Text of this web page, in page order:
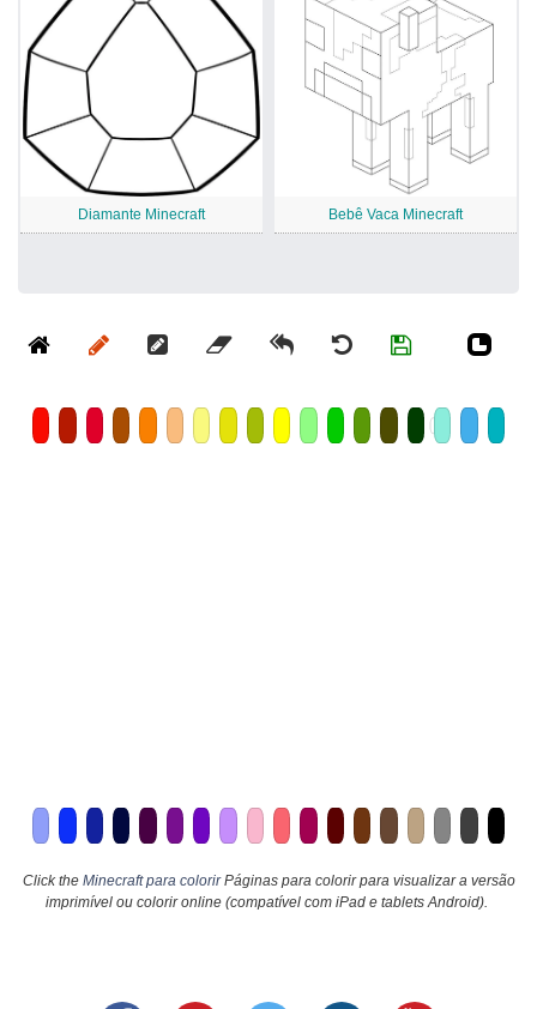
Diamante Minecraft Bebê Vaca Minecraft
Click the Minecraft para colorirPáginas para colorir para visualizar a versão
imprimível ou colorir online (compatível com iPad e tablets Android).